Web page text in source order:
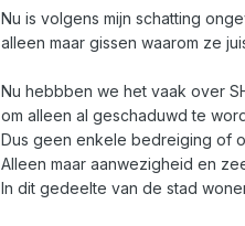
Nu is volgens mijn schatting
alleen maar gissen waarom ze
Nu hebbben we het vaak over
om alleen al geschaduwd te
Dus geen enkele bedreiging of
Alleen maar aanwezigheid en
In dit gedeelte van de stad